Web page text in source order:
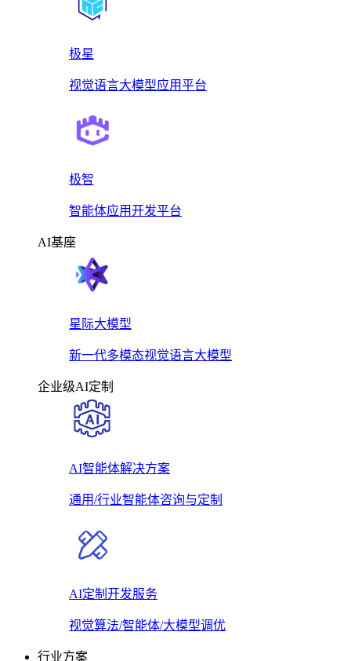
极星
视觉语言大模型应用平台
极智
智能体应用开发平台
AI基座
星际大模型
新一代多模态视觉语言大模型
企业级AI定制
AI智能体解决方案
通用/行业智能体咨询与定制
AI定制开发服务
视觉算法/智能体/大模型调优
行业方案